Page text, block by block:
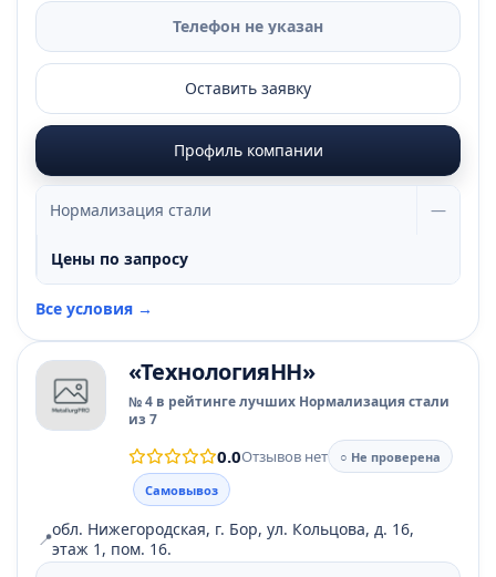
Телефон не указан
Оставить заявку
Профиль компании
Нормализация стали —
Цены по запросу
Все условия →
«ТехнологияНН»
№ 4 в рейтинге лучших Нормализация стали
из 7
0.0Отзывов нет
○ Не проверена
Самовывоз
📍обл. Нижегородская, г. Бор, ул. Кольцова, д. 16,
этаж 1, пом. 16.